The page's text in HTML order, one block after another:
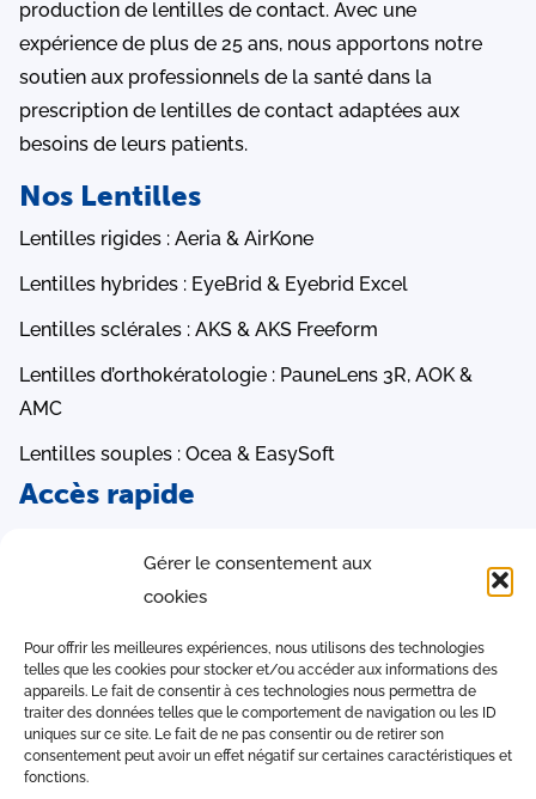
Gérer le consentement aux
cookies
Pour offrir les meilleures expériences, nous utilisons des technologies
telles que les cookies pour stocker et/ou accéder aux informations des
appareils. Le fait de consentir à ces technologies nous permettra de
traiter des données telles que le comportement de navigation ou les ID
uniques sur ce site. Le fait de ne pas consentir ou de retirer son
consentement peut avoir un effet négatif sur certaines caractéristiques et
fonctions.
production de lentilles de contact. Avec une
expérience de plus de 25 ans, nous apportons notre
soutien aux professionnels de la santé dans la
prescription de lentilles de contact adaptées aux
besoins de leurs patients.
Nos Lentilles
Lentilles rigides : Aeria & AirKone
Lentilles hybrides : EyeBrid & Eyebrid Excel
Lentilles sclérales : AKS & AKS Freeform
Lentilles d’orthokératologie : PauneLens 3R, AOK &
AMC ​
Lentilles souples : Ocea & EasySoft
Accès rapide
Notices d’utilisation
Contact